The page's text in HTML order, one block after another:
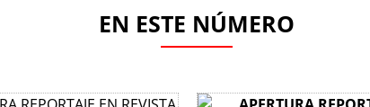
EN ESTE NÚMERO